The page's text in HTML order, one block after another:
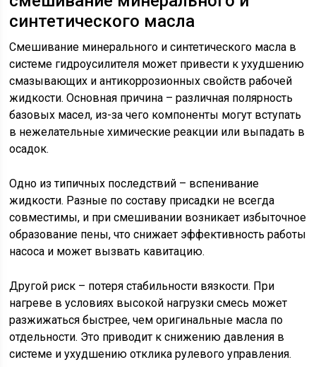
синтетического масла
Смешивание минерального и синтетического масла в
системе гидроусилителя может привести к ухудшению
смазывающих и антикоррозионных свойств рабочей
жидкости. Основная причина – различная полярность
базовых масел, из-за чего компоненты могут вступать
в нежелательные химические реакции или выпадать в
осадок.
Одно из типичных последствий – вспенивание
жидкости. Разные по составу присадки не всегда
совместимы, и при смешивании возникает избыточное
образование пены, что снижает эффективность работы
насоса и может вызвать кавитацию.
Другой риск – потеря стабильности вязкости. При
нагреве в условиях высокой нагрузки смесь может
разжижаться быстрее, чем оригинальные масла по
отдельности. Это приводит к снижению давления в
системе и ухудшению отклика рулевого управления.